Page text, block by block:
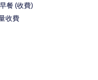
餐 (收費)
收費